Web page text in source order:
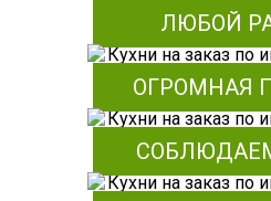
ЛЮБОЙ
ОГРОМНАЯ